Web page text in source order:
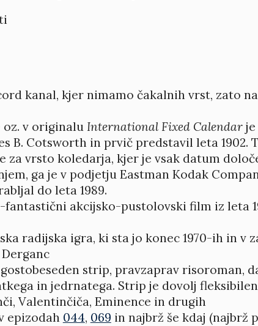
kanal, kjer nimamo čakalnih vrst, zato
v originalu International Fixed Calendarje
B. Cotsworth in prvič predstavil leta
za vrsto koledarja, kjer je vsak datum
ga je v podjetju Eastman Kodak
do leta 1989.
akcijsko-pustolovski film iz leta
radijska igra, ki sta jo konec 1970-ih in v
strip, pravzaprav risoroman,
in jedrnatega. Strip je dovolj
Valentinčiča, Eminence in drugih
epizodah 044, 069 in najbrž še kdaj (najbrž